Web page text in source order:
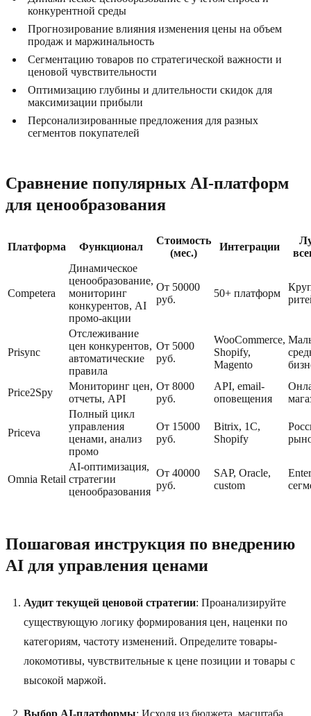
конкурентной среды
Прогнозирование влияния изменения цены на объем
продаж и маржинальность
Сегментацию товаров по стратегической важности и
ценовой чувствительности
Оптимизацию глубины и длительности скидок для
максимизации прибыли
Персонализированные предложения для разных
сегментов покупателей
Сравнение популярных AI-платформ
для ценообразования
Платформа Функционал
Стоимость
(мес.)
Интеграции
Competera
Динамическое
ценообразование,
мониторинг
конкурентов, AI
промо-акции
От 50000
руб.
50+ платформ
Prisync
Отслеживание
цен конкурентов,
автоматические
правила
От 5000
руб.
WooCommerce,
Shopify,
Magento
Price2Spy
Мониторинг цен,
отчеты, API
От 8000
руб.
API, email-
оповещения
Priceva
Полный цикл
управления
ценами, анализ
промо
От 15000
руб.
Bitrix, 1C,
Shopify
Omnia Retail
AI-оптимизация,
стратегии
ценообразования
От 40000
руб.
SAP, Oracle,
custom
Пошаговая инструкция по внедрению
AI для управления ценами
Аудит текущей ценовой стратегии: Проанализируйте
существующую логику формирования цен, наценки по
категориям, частоту изменений. Определите товары-
локомотивы, чувствительные к цене позиции и товары с
высокой маржой.
Выбор AI-платформы: Исходя из бюджета, масштаба